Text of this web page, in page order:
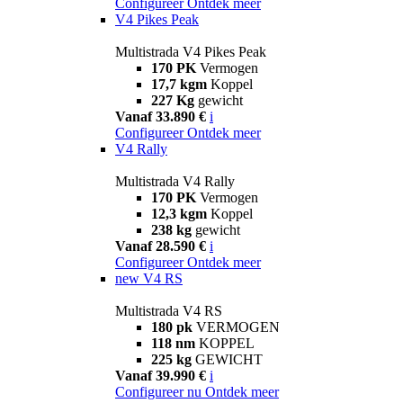
V4 Pikes Peak
Multistrada V4 Pikes Peak
170 PK Vermogen
17,7 kgm Koppel
227 Kg gewicht
Vanaf 33.890 € i
Configureer Ontdek meer
V4 Rally
Multistrada V4 Rally
170 PK Vermogen
12,3 kgm Koppel
238 kg gewicht
Vanaf 28.590 € i
Configureer Ontdek meer
new V4 RS
Multistrada V4 RS
180 pk VERMOGEN
118 nm KOPPEL
225 kg GEWICHT
Vanaf 39.990 € i
Configureer nu Ontdek meer